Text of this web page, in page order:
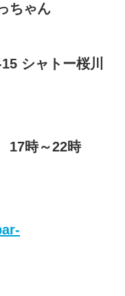
ちゃん
シャトー桜川
17時～22時